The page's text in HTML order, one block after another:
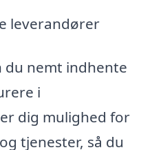
leverandører
du nemt indhente
i
dig mulighed for
tjenester, så du